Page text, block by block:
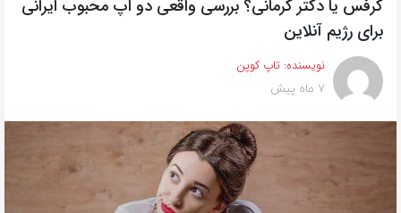
از
روش‌های
زیر
می‌توانید
این
کرفس یا دکتر کرمانی؟ بررسی واقعی دو اپ محبوب ایرانی
برای رژیم آنلاین
نویسنده: تاپ کوپن
7 ماه پیش